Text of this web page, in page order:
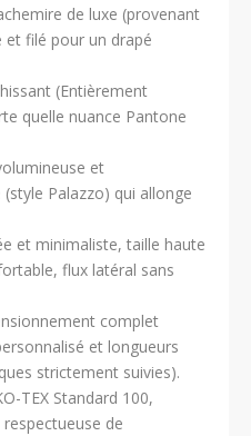
de luxe (provenant
et filé pour un drapé
(Entièrement
quelle nuance Pantone
et
Palazzo) qui allonge
et minimaliste, taille haute
flux latéral sans
complet
et longueurs
strictement suivies).
TEX Standard 100,
de